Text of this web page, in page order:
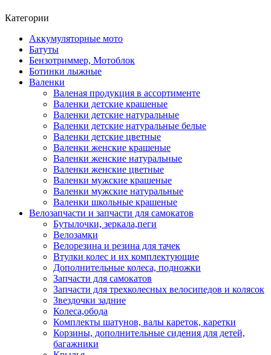
Категории
Аккумуляторные мото
Батуты
Бензотриммер, Мотоблок
Ботинки лыжные
Валенки
Валеная продукция в ассортименте
Валенки детские крашеные
Валенки детские натуральные
Валенки детские натуральные белые
Валенки детские цветные
Валенки женские крашеные
Валенки женские натуральные
Валенки женские цветные
Валенки мужские крашеные
Валенки мужские натуральные
Валенки школьные крашеные
Велозапчасти и запчасти для самокатов
Бутылочки, зеркала,пеги
Велозамки
Велорезина и резина для тачек
Втулки колес и их комплектующие
Дополнительные колеса, подножки
Запчасти для самокатов
Запчасти для трехколесных велосипедов и колясок
Звездочки задние
Колеса,обода
Комплекты шатунов, валы кареток, каретки
Корзины, дополнительные сидения для детей,
багажники